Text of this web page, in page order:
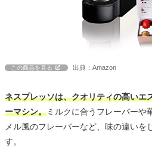
この商品を見る 出典：Amazon
ネスプレッソは、クオリティの高いエ
ーマシン。ミルクに合うフレーバーや
メル風のフレーバーなど、味の違いを
す。